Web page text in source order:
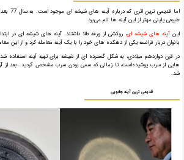
اما
طبیعی پلینی مهتر از این آینه ها نام می‌برد.
اینآینه های شیشه ای، روکشی از ورقه طلا داشتند. آینه های شیشه ای در
بانوان دربار فرانسه یکی از دهکده های خود را با یک آینه معامله کرد و از این
در قرن دوازدهم میلادی، به شکل گسترده ای از شیشه برای تهیه آینه
هایی از سرب پوشیده‌است، تا زمانی که سمی بودن سرب مشخص گردید. بعد از
شد.
قدیمی ترین آینه جادویی